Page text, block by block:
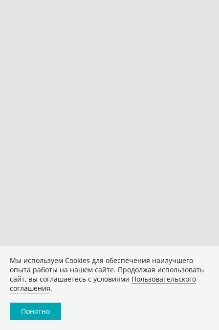
Мы используем Сookies для обеспечения наилучшего
опыта работы на нашем сайте. Продолжая использовать
сайт, вы соглашаетесь с условиями Пользовательского
соглашения.
Понятно